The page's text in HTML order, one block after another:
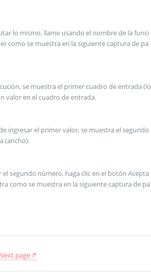
lo mismo, llame usando el nombre de la funci
como se muestra en la siguiente captura de pa
se muestra el primer cuadro de entrada (lo
valor en el cuadro de entrada.
ingresar el primer valor, se muestra el segundo
(ancho).
el segundo número, haga clic en el botón Acepta
como se muestra en la siguiente captura de pa
Next page ↱